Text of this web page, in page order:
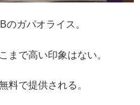
のガパオライス。
まで高い印象はない。
料で提供される。